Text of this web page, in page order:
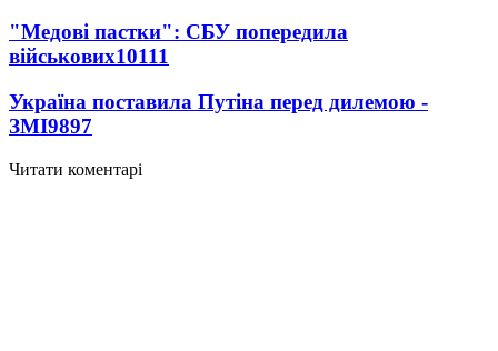
"Медові пастки": СБУ попередила
військових10111
Україна поставила Путіна перед дилемою -
ЗМІ9897
Читати коментарі